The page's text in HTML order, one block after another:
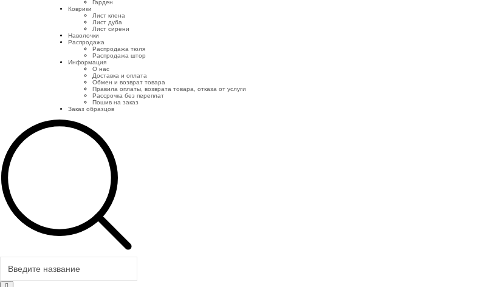
Гарден
Коврики
Лист клена
Лист дуба
Лист сирени
Наволочки
Распродажа
Распродажа тюля
Распродажа штор
Информация
О нас
Доставка и оплата
Обмен и возврат товара
Правила оплаты, возврата товара, отказа от услуги
Рассрочка без переплат
Пошив на заказ
Заказ образцов